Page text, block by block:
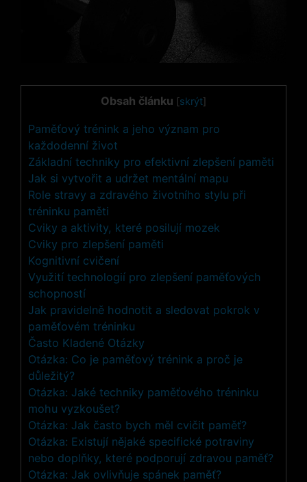
Obsah článku [skrýt]
Paměťový trénink a jeho význam pro
každodenní život
Základní techniky pro efektivní zlepšení paměti
Jak si vytvořit a udržet mentální mapu
Role stravy a zdravého životního stylu při
tréninku paměti
Cviky a aktivity, které posilují mozek
Cviky pro zlepšení paměti
Kognitivní cvičení
Využití technologií pro zlepšení paměťových
schopností
Jak pravidelně hodnotit a sledovat pokrok v
paměťovém tréninku
Často Kladené Otázky
Otázka: Co je paměťový trénink a proč je
důležitý?
Otázka: Jaké techniky paměťového tréninku
mohu vyzkoušet?
Otázka: Jak často bych měl cvičit paměť?
Otázka: Existují nějaké specifické potraviny
nebo doplňky, které podporují zdravou paměť?
Otázka: Jak ovlivňuje spánek paměť?